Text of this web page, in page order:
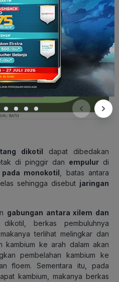
dikotil dapat dibedakan
di pinggir dan empulur di
pada monokotil , batas antara
sehingga disebut jaringan
gabungan antara xilem dan
berkas pembuluhnya
makanya terlihat melingkar dan
kambium ke arah dalam akan
pembelahan kambium ke
floem. Sementara itu, pada
kambium, makanya berkas